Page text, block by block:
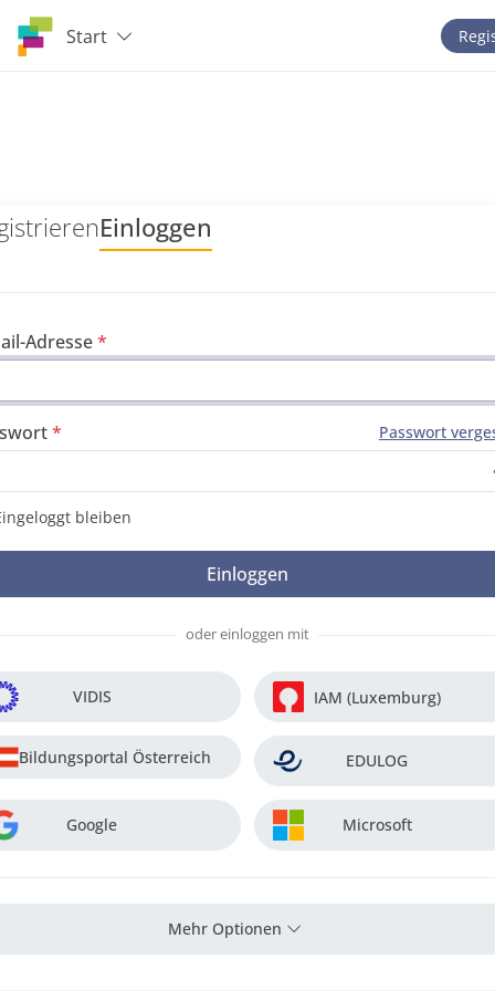
Start
Einloggen
Adresse
Passwort
bleiben
oder einloggen mit
VIDIS IAM (Luxemburg)
Bildungsportal Österreich EDULOG
Google Microsoft
Mehr Optionen